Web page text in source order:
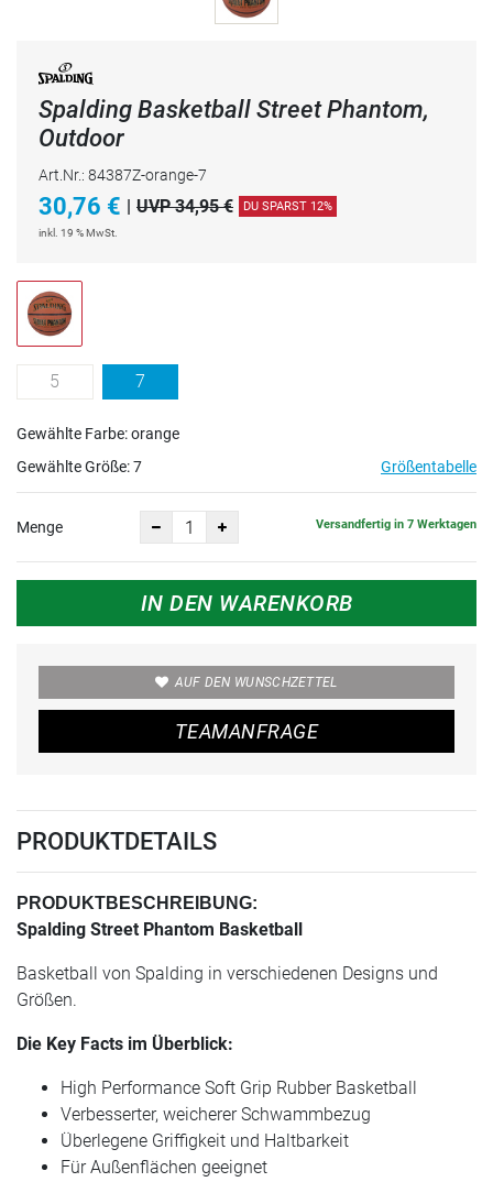
Spalding Basketball Street Phantom,
Outdoor
Art.Nr.: 84387Z-orange-7
30,76 € | UVP 34,95 € DU SPARST 12%
inkl. 19 % MwSt.
5 7
Gewählte Farbe: orange
Gewählte Größe:7 Größentabelle
Menge Versandfertig in 7 Werktagen
IN DEN WARENKORB
AUF DEN WUNSCHZETTEL
TEAMANFRAGE
PRODUKTDETAILS
PRODUKTBESCHREIBUNG:
Spalding Street Phantom Basketball
Basketball von Spalding in verschiedenen Designs und
Größen.
Die Key Facts im Überblick:
High Performance Soft Grip Rubber Basketball
Verbesserter, weicherer Schwammbezug
Überlegene Griffigkeit und Haltbarkeit
Für Außenflächen geeignet